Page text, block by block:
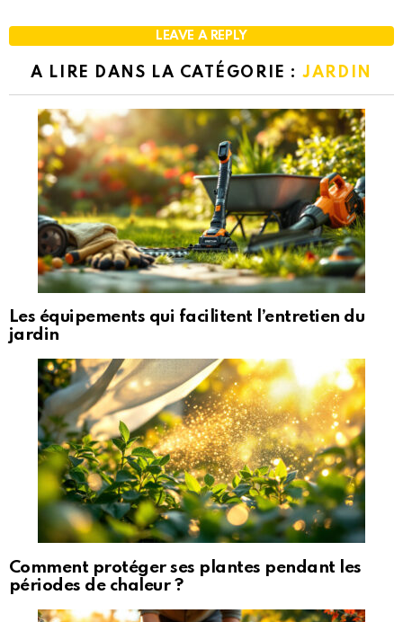
LEAVE A REPLY
A LIRE DANS LA CATÉGORIE :JARDIN
Les équipements qui facilitent l’entretien du
jardin
Comment protéger ses plantes pendant les
périodes de chaleur ?